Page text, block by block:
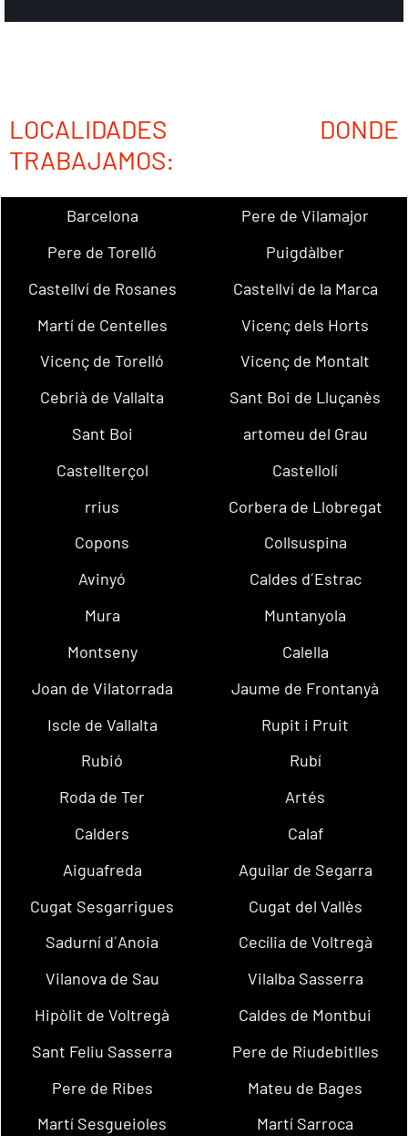
LOCALIDADES DONDE
TRABAJAMOS:
Barcelona
Pere de Vilamajor
Pere de Torelló
Puigdàlber
Castellví de Rosanes
Castellví de la Marca
Martí de Centelles
Vicenç dels Horts
Vicenç de Torelló
Vicenç de Montalt
Cebrià de Vallalta
Sant Boi de Lluçanès
Sant Boi
artomeu del Grau
Castellterçol
Castellolí
rrius
Corbera de Llobregat
Copons
Collsuspina
Avinyó
Caldes d´Estrac
Mura
Muntanyola
Montseny
Calella
Joan de Vilatorrada
Jaume de Frontanyà
Iscle de Vallalta
Rupit i Pruit
Rubió
Rubí
Roda de Ter
Artés
Calders
Calaf
Aiguafreda
Aguilar de Segarra
Cugat Sesgarrigues
Cugat del Vallès
Sadurní d´Anoia
Cecília de Voltregà
Vilanova de Sau
Vilalba Sasserra
Hipòlit de Voltregà
Caldes de Montbui
Sant Feliu Sasserra
Pere de Riudebitlles
Pere de Ribes
Mateu de Bages
Martí Sesgueioles
Martí Sarroca